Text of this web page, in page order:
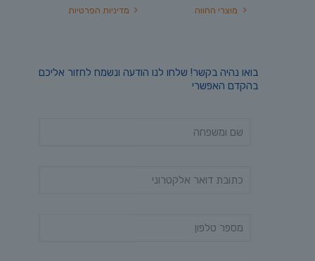
מדיניות הפרטיות
מוצרי החווה
בואו נהיה בקשר! שלחו לנו הודעה ונשמח לחזור אליכם
בהקדם האפשרי